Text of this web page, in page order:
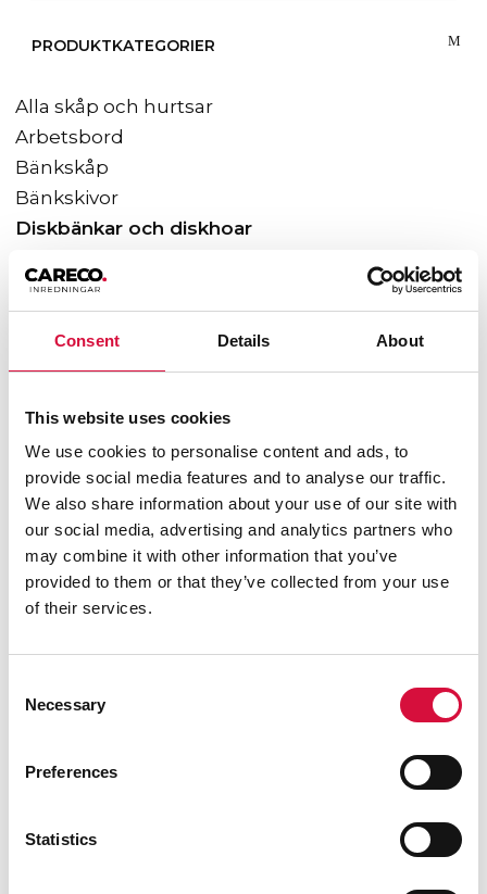
Consent Details About
This website uses cookies
We use cookies to personalise content and ads, to
provide social media features and to analyse our traffic.
We also share information about your use of our site with
our social media, advertising and analytics partners who
may combine it with other information that you’ve
provided to them or that they’ve collected from your use
of their services.
Selection
Necessary
Preferences
Statistics
PRODUKTKATEGORIER
Alla skåp och hurtsar
Arbetsbord
Bänkskåp
Bänkskivor
Diskbänkar och diskhoar
Garderober och omklädning
Gasol- kemikalie & förvaringsskåp
Genomräckningsskåp
Hänghurtsar
Högskåp
Hyllplan
Hyllsystem
Kroklister
Lådhurtsar
Läkemedelsförvaring
Logistikskåp och modulsystem
Mobila skåp och vagnar
Tillbehör skåp och hurtsar
Värdefackskåp